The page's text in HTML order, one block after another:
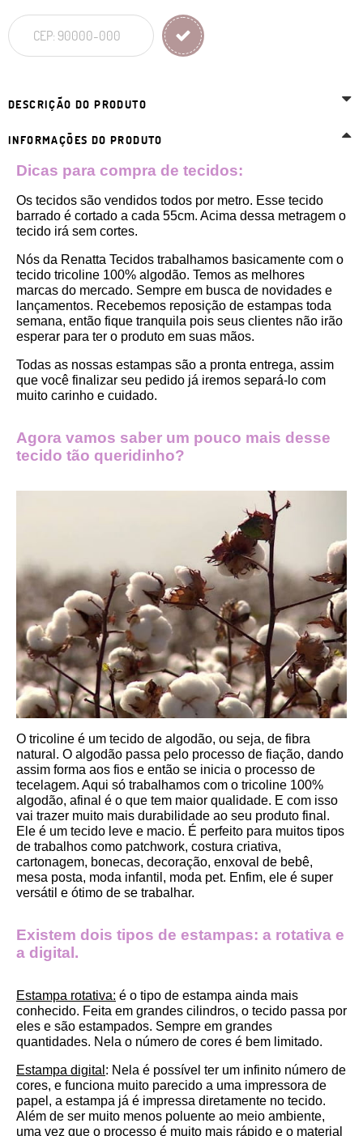
DESCRIÇÃO DO PRODUTO
INFORMAÇÕES DO PRODUTO
Dicas para compra de tecidos:
Os tecidos são vendidos todos por metro. Esse tecido
barrado é cortado a cada 55cm. Acima dessa metragem o
tecido irá sem cortes.
Nós da Renatta Tecidos trabalhamos basicamente com o
tecido tricoline 100% algodão. Temos as melhores
marcas do mercado. Sempre em busca de novidades e
lançamentos. Recebemos reposição de estampas toda
semana, então fique tranquila pois seus clientes não irão
esperar para ter o produto em suas mãos.
Todas as nossas estampas são a pronta entrega, assim
que você finalizar seu pedido já iremos separá-lo com
muito carinho e cuidado.
Agora vamos saber um pouco mais desse
tecido tão queridinho?
O tricoline é um tecido de algodão, ou seja, de fibra
natural. O algodão passa pelo processo de fiação, dando
assim forma aos fios e então se inicia o processo de
tecelagem. Aqui só trabalhamos com o tricoline 100%
algodão, afinal é o que tem maior qualidade. E com isso
vai trazer muito mais durabilidade ao seu produto final.
Ele é um tecido leve e macio. É perfeito para muitos tipos
de trabalhos como patchwork, costura criativa,
cartonagem, bonecas, decoração, enxoval de bebê,
mesa posta, moda infantil, moda pet. Enfim, ele é super
versátil e ótimo de se trabalhar.
Existem dois tipos de estampas: a rotativa e
a digital.
Estampa rotativa: é o tipo de estampa ainda mais
conhecido. Feita em grandes cilindros, o tecido passa por
eles e são estampados. Sempre em grandes
quantidades. Nela o número de cores é bem limitado.
Estampa digital : Nela é possível ter um infinito número de
cores, e funciona muito parecido a uma impressora de
papel, a estampa já é impressa diretamente no tecido.
Além de ser muito menos poluente ao meio ambiente,
uma vez que o processo é muito mais rápido e o material